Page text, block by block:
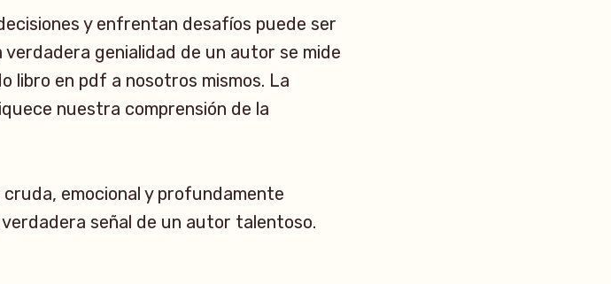
y enfrentan desafíos puede ser
genialidad de un autor se mide
libro en pdf a nosotros mismos. La
nuestra comprensión de la
emocional y profundamente
señal de un autor talentoso.